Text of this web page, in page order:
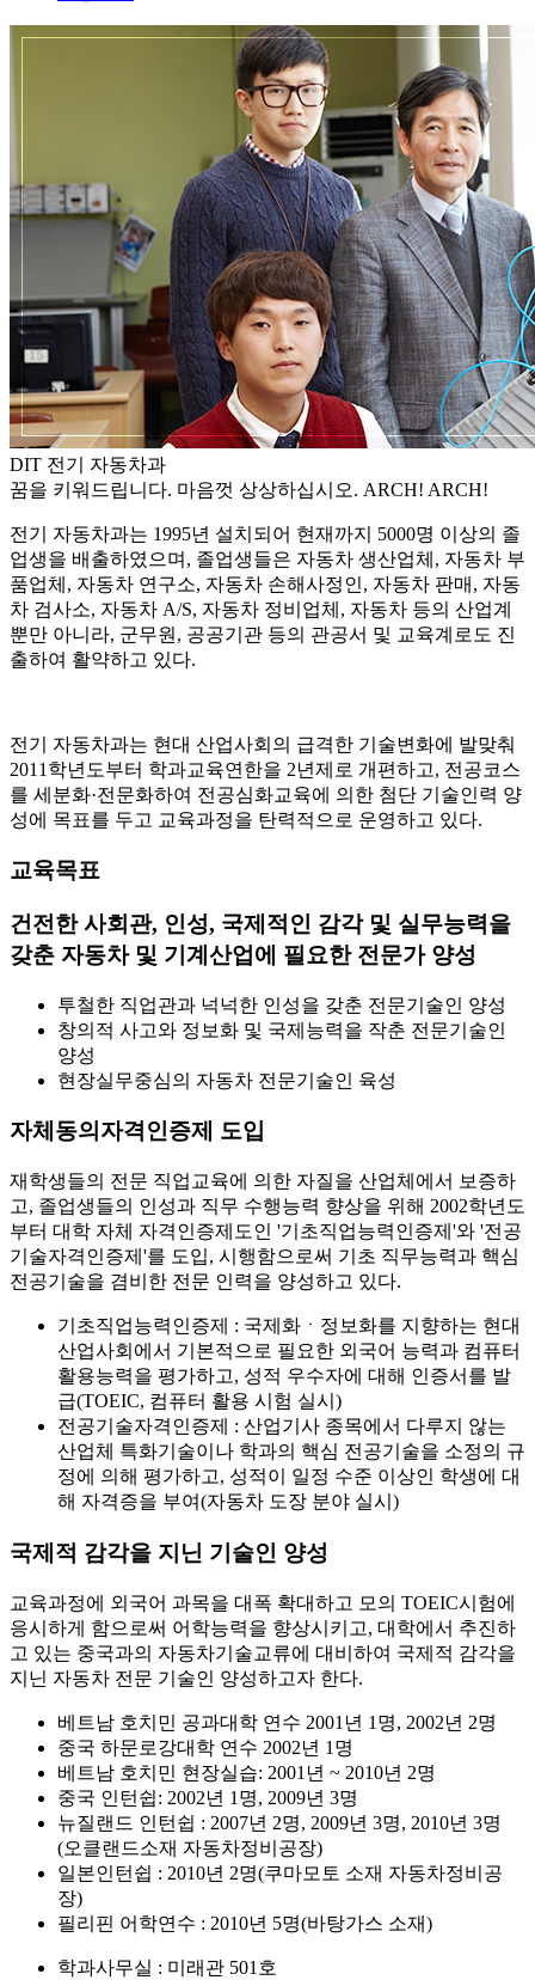
DIT 전기 자동차과
꿈을 키워드립니다. 마음껏 상상하십시오. ARCH! ARCH!
전기 자동차과는 1995년 설치되어 현재까지 5000명 이상의 졸
업생을 배출하였으며, 졸업생들은 자동차 생산업체, 자동차 부
품업체, 자동차 연구소, 자동차 손해사정인, 자동차 판매, 자동
차 검사소, 자동차 A/S, 자동차 정비업체, 자동차 등의 산업계
뿐만 아니라, 군무원, 공공기관 등의 관공서 및 교육계로도 진
출하여 활약하고 있다.
전기 자동차과는 현대 산업사회의 급격한 기술변화에 발맞춰
2011학년도부터 학과교육연한을 2년제로 개편하고, 전공코스
를 세분화·전문화하여 전공심화교육에 의한 첨단 기술인력 양
성에 목표를 두고 교육과정을 탄력적으로 운영하고 있다.
교육목표
건전한 사회관, 인성, 국제적인 감각 및 실무능력을
갖춘 자동차 및 기계산업에 필요한 전문가 양성
투철한 직업관과 넉넉한 인성을 갖춘 전문기술인 양성
창의적 사고와 정보화 및 국제능력을 작춘 전문기술인
양성
현장실무중심의 자동차 전문기술인 육성
자체동의자격인증제 도입
재학생들의 전문 직업교육에 의한 자질을 산업체에서 보증하
고, 졸업생들의 인성과 직무 수행능력 향상을 위해 2002학년도
부터 대학 자체 자격인증제도인 '기초직업능력인증제'와 '전공
기술자격인증제'를 도입, 시행함으로써 기초 직무능력과 핵심
전공기술을 겸비한 전문 인력을 양성하고 있다.
기초직업능력인증제 : 국제화ㆍ정보화를 지향하는 현대
산업사회에서 기본적으로 필요한 외국어 능력과 컴퓨터
활용능력을 평가하고, 성적 우수자에 대해 인증서를 발
급(TOEIC, 컴퓨터 활용 시험 실시)
전공기술자격인증제 : 산업기사 종목에서 다루지 않는
산업체 특화기술이나 학과의 핵심 전공기술을 소정의 규
정에 의해 평가하고, 성적이 일정 수준 이상인 학생에 대
해 자격증을 부여(자동차 도장 분야 실시)
국제적 감각을 지닌 기술인 양성
교육과정에 외국어 과목을 대폭 확대하고 모의 TOEIC시험에
응시하게 함으로써 어학능력을 향상시키고, 대학에서 추진하
고 있는 중국과의 자동차기술교류에 대비하여 국제적 감각을
지닌 자동차 전문 기술인 양성하고자 한다.
베트남 호치민 공과대학 연수 2001년 1명, 2002년 2명
중국 하문로강대학 연수 2002년 1명
베트남 호치민 현장실습: 2001년 ~ 2010년 2명
중국 인턴쉽: 2002년 1명, 2009년 3명
뉴질랜드 인턴쉽 : 2007년 2명, 2009년 3명, 2010년 3명
(오클랜드소재 자동차정비공장)
일본인턴쉽 : 2010년 2명(쿠마모토 소재 자동차정비공
장)
필리핀 어학연수 : 2010년 5명(바탕가스 소재)
학과사무실 : 미래관 501호